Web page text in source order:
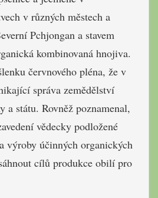
v různých městech a
Pchjongan a stavem
kombinovaná hnojiva.
červnového pléna, že v
správa zemědělství
a státu. Rovněž poznamenal,
vědecky podložené
výroby účinných organických
cílů produkce obilí pro